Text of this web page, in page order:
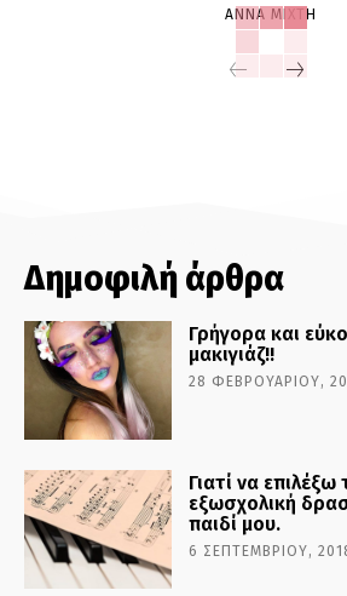
ΆΝΝΑ ΜΊΧΤΗ
Δημοφιλή άρθρα
Γρήγορα και
μακιγιάζ!!
28 ΦΕΒΡΟΥΑΡΊΟΥ,
Γιατί να
εξωσχολική
παιδί μου.
6 ΣΕΠΤΕΜΒΡΊΟΥ,